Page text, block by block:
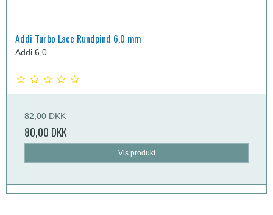
Addi Turbo Lace Rundpind 6,0 mm
Addi 6,0
82,00 DKK
80,00 DKK
Vis produkt